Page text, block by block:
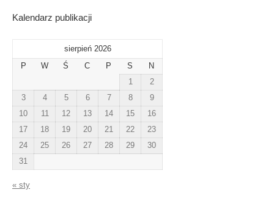
Kalendarz publikacji
sierpień 2026
P
W Ś C P S
N
1
2
3
4 5 6 7 8
9
10
11 12 13 14 15
16
17
18 19 20 21 22
23
24
25 26 27 28 29
30
31
« sty